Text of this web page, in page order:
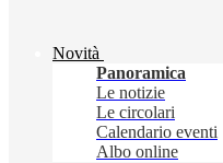
Novità
Panoramica
Le notizie
Le circolari
Calendario eventi
Albo online